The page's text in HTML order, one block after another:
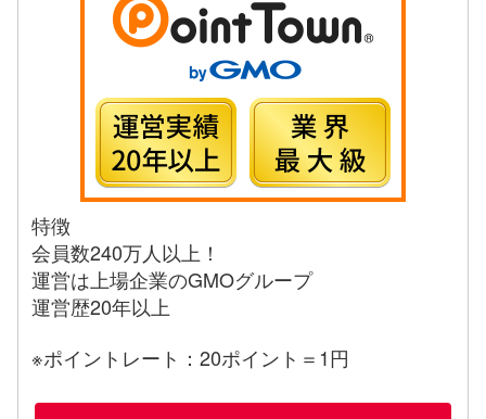
特徴
会員数240万人以上！
運営は上場企業のGMOグループ
運営歴20年以上
※ポイントレート：20ポイント＝1円